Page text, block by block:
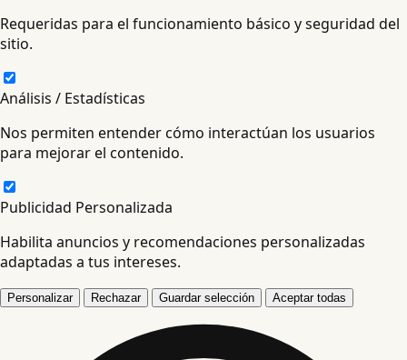
Requeridas para el funcionamiento básico y seguridad del
sitio.
Análisis / Estadísticas
Nos permiten entender cómo interactúan los usuarios
para mejorar el contenido.
Publicidad Personalizada
Habilita anuncios y recomendaciones personalizadas
adaptadas a tus intereses.
Personalizar Rechazar Guardar selección Aceptar todas